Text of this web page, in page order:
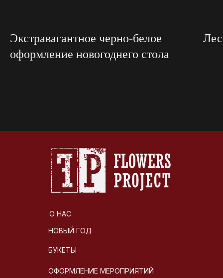
Экстравагантное черно-белое
оформление новогоднего стола
О НАС
НОВЫЙ ГОД
БУКЕТЫ
ОФОРМЛЕНИЕ МЕРОПРИЯТИЙ